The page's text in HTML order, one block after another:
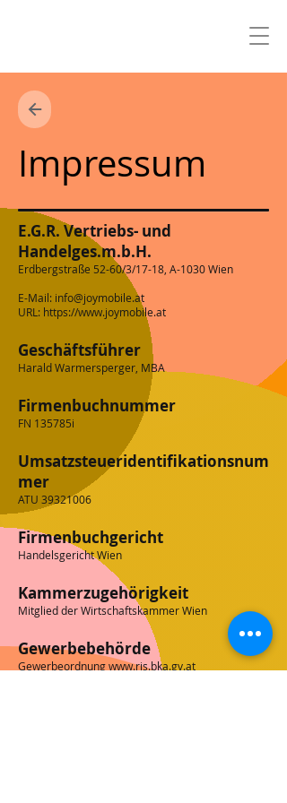
Impressum
E.G.R. Vertriebs- und
Handelges.m.b.H.
Erdbergstraße 52-60/3/17-18, A-1030 Wien
E-Mail: info@joymobile.at
URL: https://www.joymobile.at
Geschäftsführer
Harald Warmersperger, MBA
Firmenbuchnummer
FN 135785i
Umsatzsteueridentifikationsnum
mer
ATU 39321006
Firmenbuchgericht
Handelsgericht Wien
Kammerzugehörigkeit
Mitglied der Wirtschaftskammer Wien
Gewerbebehörde
Gewerbeordnungwww.ris.bka.gv.at